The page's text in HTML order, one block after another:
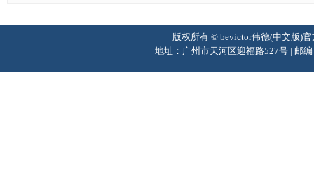
版权所有 © bevictor伟德(中文版)
地址：广州市天河区迎福路527号 | 邮